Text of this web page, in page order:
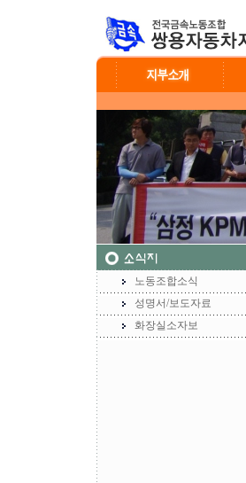
노동조합소식
성명서/보도자료
화장실소자보